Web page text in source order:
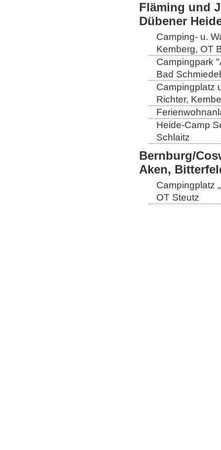
Fläming und
Dübener
Camping- u.
Kemberg, OT
Campingpark
Bad
Campingplatz
Richter,
Heide-Camp
Schlaitz
Bernburg/
Aken,
Campingplatz
OT Steutz